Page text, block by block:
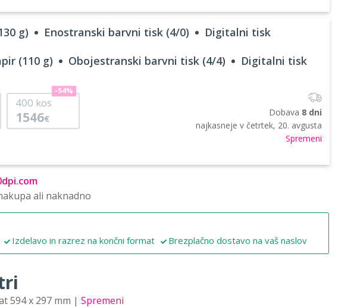
g) Enostranski barvni tisk (4/0) Digitalni tisk
(110 g) Obojestranski barvni tisk (4/4) Digitalni tisk
400 kos
1546€
-54%
Dobava 8 dni
najkasneje v četrtek, 20. avgusta
Spremeni
ali naknadno
Izdelavo in razrez na končni format Brezplačno dostavo na vaš naslov
594 x 297 mm | Spremeni